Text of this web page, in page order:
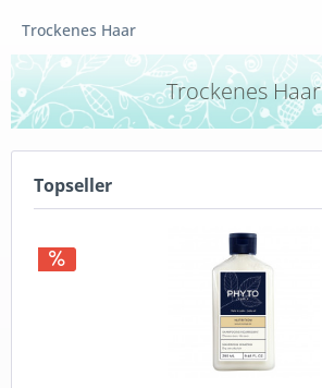
Trockenes Haar
Trockenes Haar
Topseller